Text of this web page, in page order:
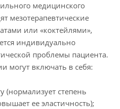
медицинского
мезотерапевтические
или «коктейлями»,
индивидуально
проблемы пациента.
могут включать в себя:
(нормализует степень
ее эластичность);